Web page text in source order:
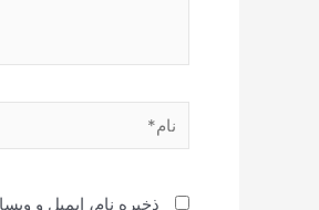
نام*
ذخیره نام، ایمیل و